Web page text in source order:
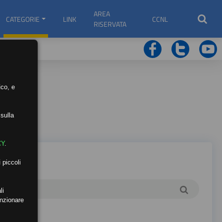
CATEGORIE LINK
AREA
RISERVATA
CCNL
e
.
piccoli